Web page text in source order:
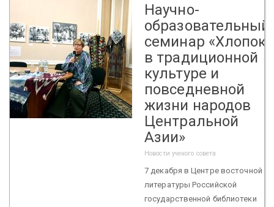
Научно-
образовательный
семинар «Хлопок
в традиционной
культуре и
повседневной
жизни народов
Центральной
Азии»
Новости ученого совета
7 декабря в Центре восточной
литературы Российской
государственной библиотеки